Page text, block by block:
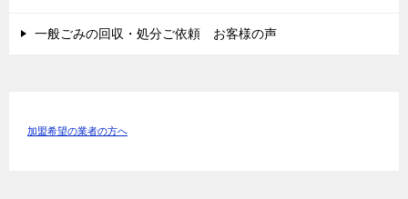
一般ごみの回収・処分ご依頼 お客様の声
加盟希望の業者の方へ